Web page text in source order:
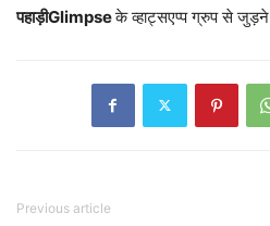
पहाड़ीGlimpseके व्हाट्सएप्प ग्रुप से
Previous article